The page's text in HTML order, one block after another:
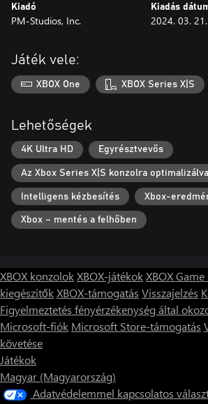
Kiadó
PM-Studios, Inc.
Kiadás
2024. 03. 21.
Játék vele:
XBOX One XBOX Series X|S
Lehetőségek
4K Ultra HD Egyrésztvevős
Az Xbox Series X|S konzolra optimalizálva
Intelligens kézbesítés Xbox-
Xbox – mentés a felhőben
XBOX konzolokXBOX-játékokXBOX Game
kiegészítőkXBOX-támogatás Visszajelzés
Figyelmeztetés fényérzékenység által
Microsoft-fiók Microsoft Store-támogatás
követése
Játékok
Magyar (Magyarország)
Adatvédelemmel kapcsolatos